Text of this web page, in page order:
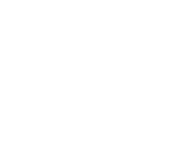
推动本专业领域的发展。那
需要添加的试剂和所需的反